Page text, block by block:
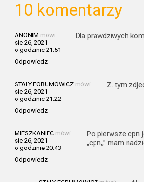
10 komentarzy
ANONIM mówi:
sie 26, 2021
o godzinie 21:51
Odpowiedz
Dla prawdziwych
STALY FORUMOWICZ mówi:
sie 26, 2021
o godzinie 21:22
Odpowiedz
Z, tym
MIESZKANIEC mówi:
sie 26, 2021
o godzinie 20:43
Odpowiedz
Po pierwsze cpn
„cpn,,” mam